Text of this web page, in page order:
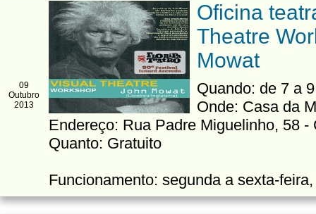
09
Outubro
2013
Oficina
Theatre
Mowat
Quando: de 7 a
Onde: Casa da
Endereço: Rua Padre Miguelinho, 58 -
Quanto: Gratuito
Funcionamento: segunda a sexta-